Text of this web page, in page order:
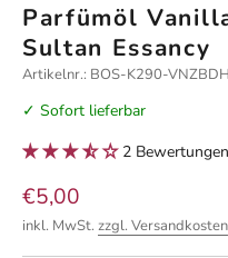
Parfümöl
Sultan Essancy
Artikelnr.: BOS-K290-
✓ Sofort lieferbar
2 Bewertungen
Angebot
€5,00
inkl. MwSt. zzgl. Versandkosten